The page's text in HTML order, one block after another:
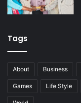
Tags
About Business
Games Life Style